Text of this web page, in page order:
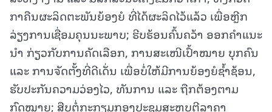
ກາຄືນຜະລິດຕະພັນຍ້ອງຍໍ ທີ່ໄດ້ຜະລິດໄວ້ແລ້ວ ເພື່ອຫຼີກ
ລ່ຽງການເຊື່ອມຄຸນນະພາບ; ຮີບຮ້ອນຄົ້ນຄວ້າ ອອກຄຳແນະ
ນໍາ ກ່ຽວກັບການຄັດເລືອກ, ການສະເໜີເປົ້າໝາຍ ບຸກຄົນ
ແລະ ການຈັດຕັ້ງທີ່ດີເດັ່ນ ເພື່ອບໍ່ໃຫ້ມີການຍ້ອງຍໍຊໍ້າຊ້ອນ,
ຮັບປະກັນຄວາມວ່ອງໄວ, ທັນການ ແລະ ຖືກຕ້ອງຕາມ
ກົດໝາຍ; ສືບຕໍ່ກະກຽມກອງປະຊຸມສະຫຼຸບຕີລາຄາ